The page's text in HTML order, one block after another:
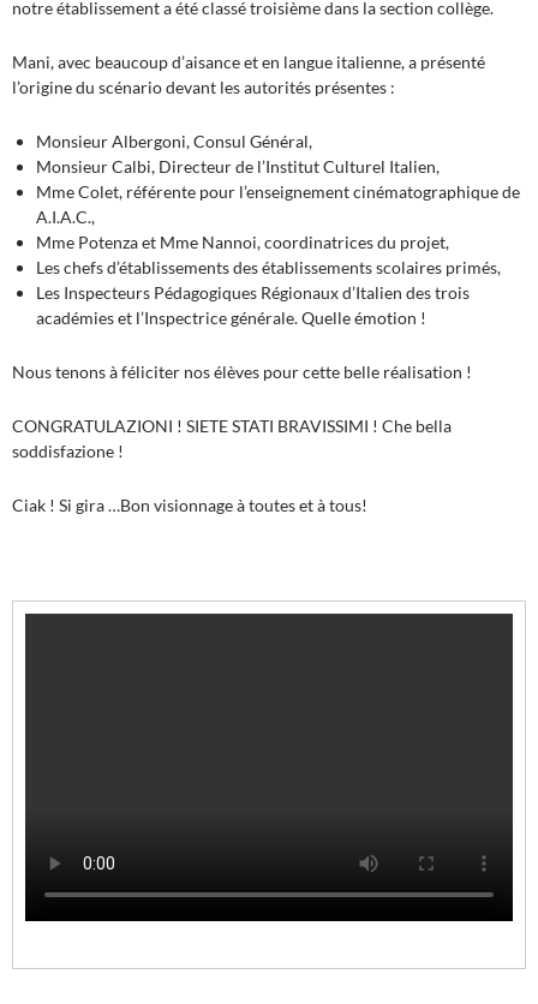
notre établissement a été classé troisième dans la section collège.
Mani, avec beaucoup d’aisance et en langue italienne, a présenté
l’origine du scénario devant les autorités présentes :
Monsieur Albergoni, Consul Général,
Monsieur Calbi, Directeur de l’Institut Culturel Italien,
Mme Colet, référente pour l’enseignement cinématographique de
A.I.A.C.,
Mme Potenza et Mme Nannoi, coordinatrices du projet,
Les chefs d’établissements des établissements scolaires primés,
Les Inspecteurs Pédagogiques Régionaux d’Italien des trois
académies et l’Inspectrice générale. Quelle émotion !
Nous tenons à féliciter nos élèves pour cette belle réalisation !
CONGRATULAZIONI ! SIETE STATI BRAVISSIMI ! Che bella
soddisfazione !
Ciak ! Si gira …Bon visionnage à toutes et à tous!